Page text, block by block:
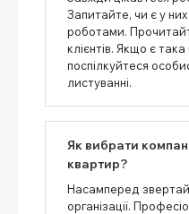
Запитайте, чи є у
роботами.
клієнтів. Якщо є
поспілкуйтеся
листуванні.
Як вибрати
квартир?
Насамперед
організації.